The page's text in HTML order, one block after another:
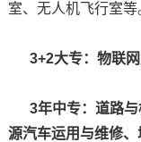
室、无人机飞行室等
3+2大专： 物联
3年中专： 道路
源汽车运用与维修、